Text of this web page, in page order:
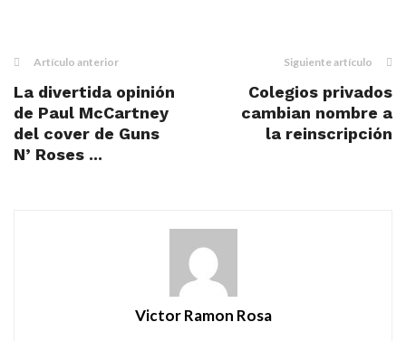
Artículo anterior
La divertida opinión
de Paul McCartney
del cover de Guns
N’ Roses ...
Siguiente artículo
Colegios privados
cambian nombre a
la reinscripción
Victor Ramon Rosa